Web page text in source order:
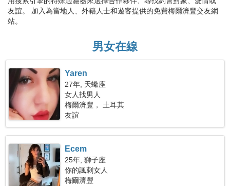
友誼。 加入為當地人、外籍人士和遊客提供的免費梅爾濟豐交友網
站。
男女在線
Yaren
27年, 天蠍座
女人找男人
梅爾濟豐， 土耳其
友誼
Ecem
25年, 獅子座
你的諷刺女人
梅爾濟豐